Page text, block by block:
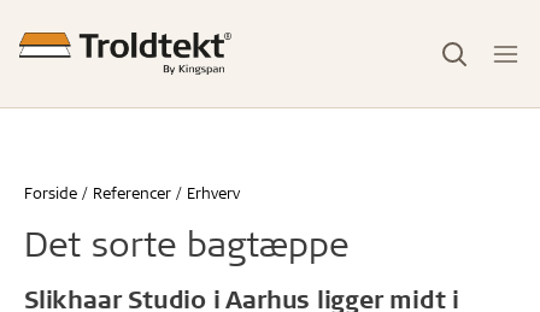
Forside Referencer Erhverv
Det sorte bagtæppe
Slikhaar Studio i Aarhus ligger midt i